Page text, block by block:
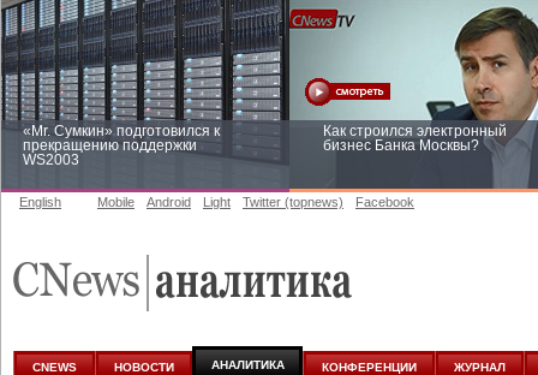
«Mr. Сумкин» подготовился к
прекращению поддержки
WS2003
Как строился электронный
бизнес Банка Москвы?
аналитике
English Mobile Android Light Twitter (topnews) Facebook
CNEWS НОВОСТИ АНАЛИТИКА КОНФЕРЕНЦИИ ЖУРНАЛ